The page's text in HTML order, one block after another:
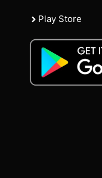
Play Store